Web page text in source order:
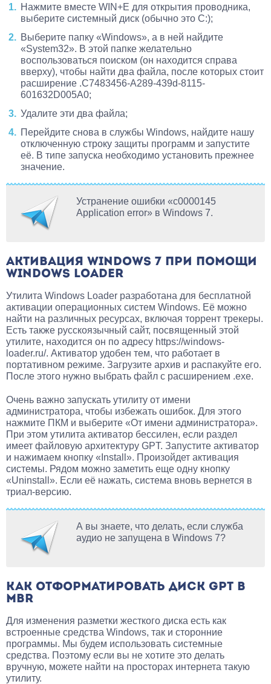
Нажмите вместе WIN+E для открытия проводника,
выберите системный диск (обычно это C:);
Выберите папку «Windows», а в ней найдите
«System32». В этой папке желательно
воспользоваться поиском (он находится справа
вверху), чтобы найти два файла, после которых стоит
расширение .C7483456-A289-439d-8115-
601632D005A0;
Удалите эти два файла;
Перейдите снова в службы Windows, найдите нашу
отключенную строку защиты программ и запустите
её. В типе запуска необходимо установить прежнее
значение.
Устранение ошибки «c0000145
Application error» в Windows 7.
АКТИВАЦИЯ WINDOWS 7 ПРИ ПОМОЩИ
WINDOWS LOADER
Утилита Windows Loader разработана для бесплатной
активации операционных систем Windows. Её можно
найти на различных ресурсах, включая торрент трекеры.
Есть также русскоязычный сайт, посвященный этой
утилите, находится он по адресу https://windows-
loader.ru/. Активатор удобен тем, что работает в
портативном режиме. Загрузите архив и распакуйте его.
После этого нужно выбрать файл с расширением .exe.
Очень важно запускать утилиту от имени
администратора, чтобы избежать ошибок. Для этого
нажмите ПКМ и выберите «От имени администратора».
При этом утилита активатор бессилен, если раздел
имеет файловую архитектуру GPT. Запустите активатор
и нажимаем кнопку «Install». Произойдет активация
системы. Рядом можно заметить еще одну кнопку
«Uninstall». Если её нажать, система вновь вернется в
триал-версию.
А вы знаете, что делать, если служба
аудио не запущена в Windows 7?
КАК ОТФОРМАТИРОВАТЬ ДИСК GPT В
MBR
Для изменения разметки жесткого диска есть как
встроенные средства Windows, так и сторонние
программы. Мы будем использовать системные
средства. Поэтому если вы не хотите это делать
вручную, можете найти на просторах интернета такую
утилиту.